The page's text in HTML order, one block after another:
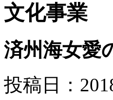
文化事業
済州海女愛
投稿日：